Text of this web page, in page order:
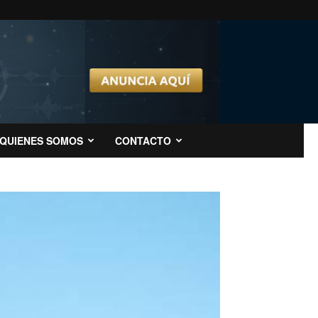
QUIENES SOMOS CONTACTO